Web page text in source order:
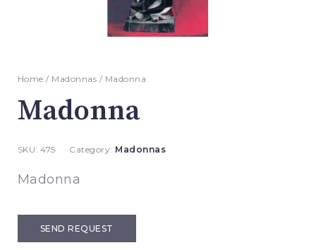
Home / Madonnas / Madonna
Madonna
SKU:475 Category: Madonnas
Madonna
SEND REQUEST